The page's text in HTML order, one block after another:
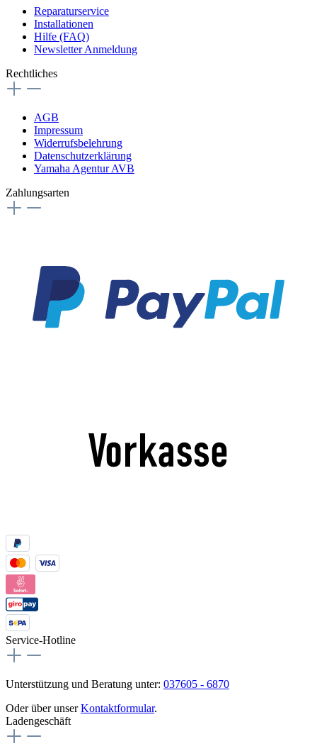
Reparaturservice
Installationen
Hilfe (FAQ)
Newsletter Anmeldung
Rechtliches
AGB
Impressum
Widerrufsbelehrung
Datenschutzerklärung
Yamaha Agentur AVB
Zahlungsarten
Service-Hotline
Unterstützung und Beratung unter: 037605 - 6870
Oder über unserKontaktformular.
Ladengeschäft